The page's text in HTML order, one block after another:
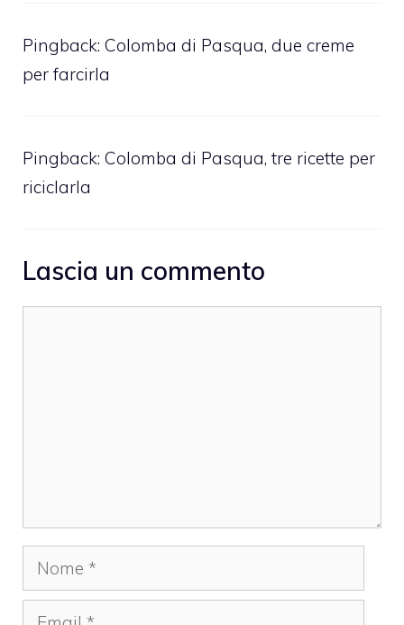
Pingback: Colomba di Pasqua, due creme
per farcirla
Pingback: Colomba di Pasqua, tre ricette per
riciclarla
Lascia un commento
Nome
Email